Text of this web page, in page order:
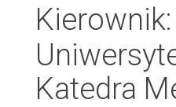
Katedra